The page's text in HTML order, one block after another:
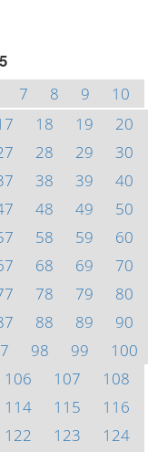
7 8 9
10
18 19
20
28 29
30
38 39
40
48 49
50
58 59
60
68 69
70
78 79
80
88 89
90
98 99
100
106 107
108
114 115
116
122 123
124